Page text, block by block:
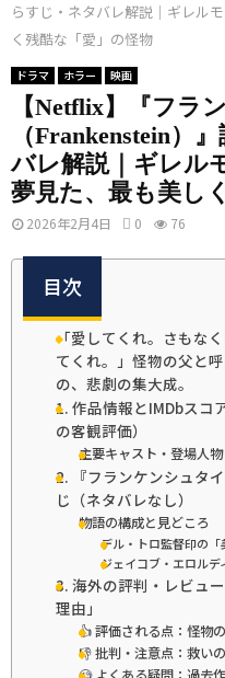
らすじ・ネタバレ解説｜ギレル
く残酷な「愛」の怪物
ドラマ ホラー 映画
【Netflix】『フラ
（Frankenstein）
バレ解説｜ギレル
夢見た、最も美し
2026年2月4日 0 76
目次
「愛してくれ。さもな
てくれ。」怪物の父と
の、悲劇の集大成。
1. 作品情報とIMDbスコ
の客観評価）
主要キャスト・登場人物
2. 『フランケンシュタ
じ（ネタバレなし）
物語の構成と見どころ
デル・トロ監督印の「
ジェイコブ・エロルデ
3. 海外の評判・レビュ
理由」
👍 評価される点：怪物
👎 批判・注意点：救い